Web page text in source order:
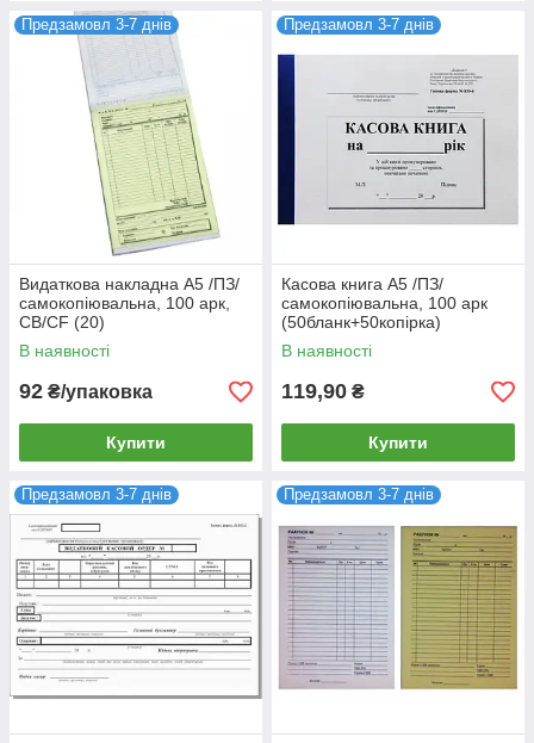
Предзамовл 3-7 днів
Видаткова накладна А5 /ПЗ/
самокопіювальна, 100 арк,
CB/CF (20)
В наявності
92 ₴/упаковка
Купити
Предзамовл 3-7 днів
Касова книга А5 /ПЗ/
самокопіювальна, 100 арк
(50бланк+50копірка)
ГОРИЗОНТАЛЬНА (20)
В наявності
119,90 ₴
Купити
Предзамовл 3-7 днів Предзамовл 3-7 днів